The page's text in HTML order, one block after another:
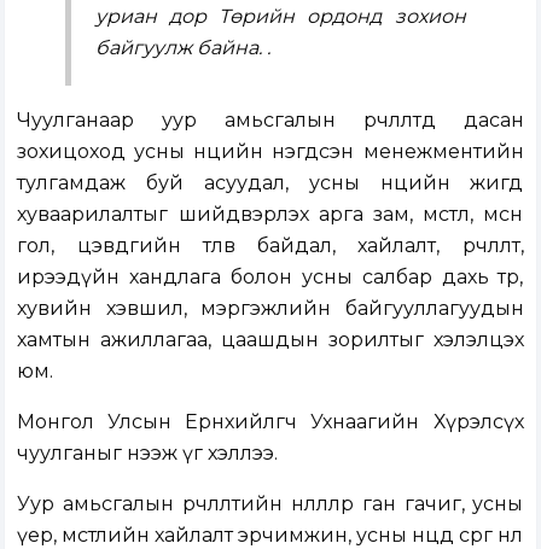
уриан дор Төрийн ордонд зохион
байгуулж байна. .
Чуулганаар уур амьсгалын өөрчлөлтөд дасан
зохицоход усны нөөцийн нэгдсэн менежментийн
тулгамдаж буй асуудал, усны нөөцийн жигд
хуваарилалтыг шийдвэрлэх арга зам, мөстөл, мөсөн
гол, цэвдгийн төлөв байдал, хайлалт, өөрчлөлт,
ирээдүйн хандлага болон усны салбар дахь төр,
хувийн хэвшил, мэргэжлийн байгууллагуудын
хамтын ажиллагаа, цаашдын зорилтыг хэлэлцэх
юм.
Монгол Улсын Ерөнхийлөгч Ухнаагийн Хүрэлсүх
чуулганыг нээж үг хэллээ.
Уур амьсгалын өөрчлөлтийн нөлөөллөөр ган гачиг, усны
үер, мөстлийн хайлалт эрчимжин, усны нөөцөд сөрөг нөлөө